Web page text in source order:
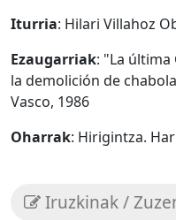
Iturria: Hilari Villahoz
Ezaugarriak: "La
la demolición de
Vasco, 1986
Oharrak: Hirigintza.
Iruzkinak /